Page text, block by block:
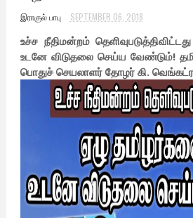
இராகுல் பாபு SEPTEMBER 06, 2018
உச்ச நீதிமன்றம்
உடனே விடுதலை செய்ய வேண்டும்!
பொதுச் செயலாளர் தோழர் கி.